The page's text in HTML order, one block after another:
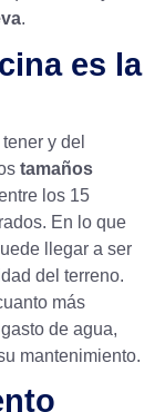
.
es la
y del
tamaños
los 15
En lo que
llegar a ser
del terreno.
más
de agua,
mantenimiento.